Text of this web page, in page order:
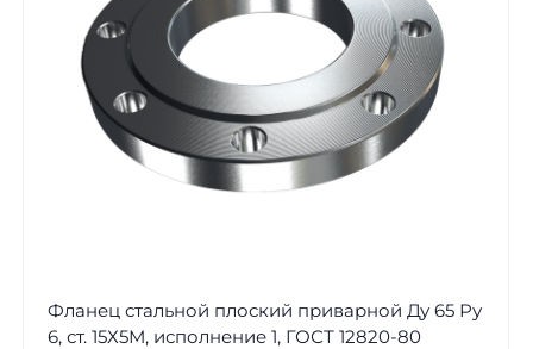
Фланец стальной плоский приварной Ду 65 Ру
6, ст. 15Х5М, исполнение 1, ГОСТ 12820-80